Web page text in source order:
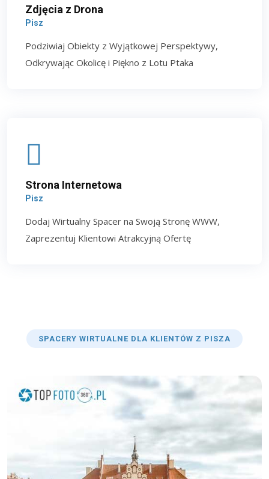
Zdjęcia z Drona
Pisz
Podziwiaj Obiekty z Wyjątkowej Perspektywy,
Odkrywając Okolicę i Piękno z Lotu Ptaka
Strona Internetowa
Pisz
Dodaj Wirtualny Spacer na Swoją Stronę WWW,
Zaprezentuj Klientowi Atrakcyjną Ofertę
SPACERY WIRTUALNE DLA KLIENTÓW Z PISZA